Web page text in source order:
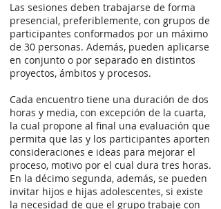
Las sesiones deben trabajarse de forma
presencial, preferiblemente, con grupos de
participantes conformados por un máximo
de 30 personas. Además, pueden aplicarse
en conjunto o por separado en distintos
proyectos, ámbitos y procesos.
Cada encuentro tiene una duración de dos
horas y media, con excepción de la cuarta,
la cual propone al final una evaluación que
permita que las y los participantes aporten
consideraciones e ideas para mejorar el
proceso, motivo por el cual dura tres horas.
En la décimo segunda, además, se pueden
invitar hijos e hijas adolescentes, si existe
la necesidad de que el grupo trabaje con